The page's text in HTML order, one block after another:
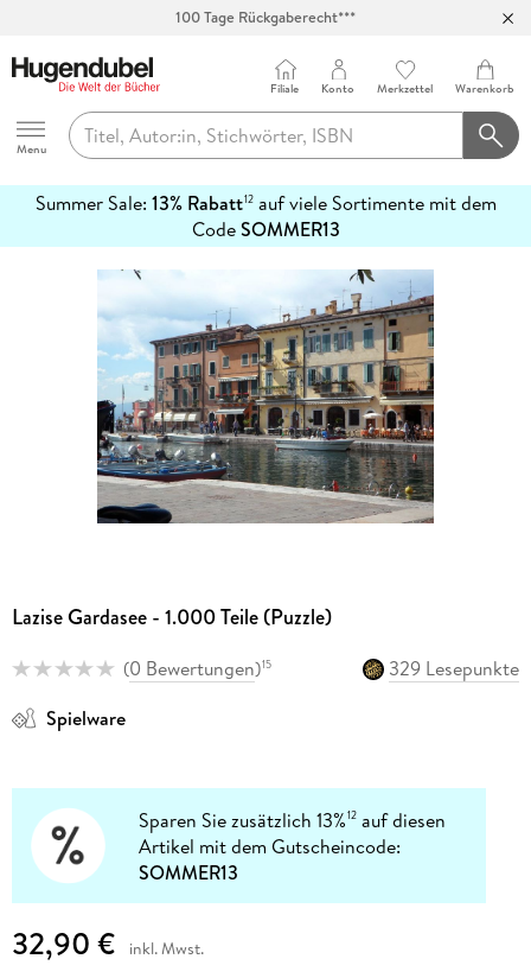
Hugendubel
Menu
Filiale Konto Merkzettel Warenkorb
Summer Sale: 13% Rabatt12auf viele Sortimente mit dem
CodeSOMMER13
erfahren
Lazise Gardasee - 1.000 Teile (Puzzle)
(0 Bewertungen)15
329 Lesepunkte
Spielware
Sparen Sie zusätzlich 13%12 auf diesen
Artikel mit dem Gutscheincode:
SOMMER13
32,90 € inkl. Mwst.